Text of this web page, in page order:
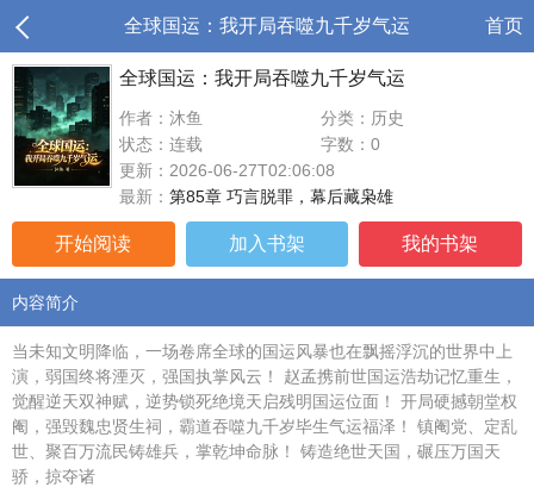
全球国运：我开局吞噬九千岁气运 首页
全球国运：我开局吞噬九千岁气运
作者：沐鱼
分类：历史
状态：连载
字数：0
更新：2026-06-27T02:06:08
最新： 第85章 巧言脱罪，幕后藏枭雄
开始阅读 加入书架 我的书架
内容简介
当未知文明降临，一场卷席全球的国运风暴也在飘摇浮沉的世界中上
演，弱国终将湮灭，强国执掌风云！ 赵孟携前世国运浩劫记忆重生，
觉醒逆天双神赋，逆势锁死绝境天启残明国运位面！ 开局硬撼朝堂权
阉，强毁魏忠贤生祠，霸道吞噬九千岁毕生气运福泽！ 镇阉党、定乱
世、聚百万流民铸雄兵，掌乾坤命脉！ 铸造绝世天国，碾压万国天
骄，掠夺诸